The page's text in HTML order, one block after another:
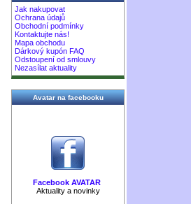
Jak nakupovat
Ochrana údajů
Obchodní podmínky
Kontaktujte nás!
Mapa obchodu
Dárkový kupón FAQ
Odstoupení od smlouvy
Nezasílat aktuality
Avatar na facebooku
Facebook AVATAR
Aktuality a novinky